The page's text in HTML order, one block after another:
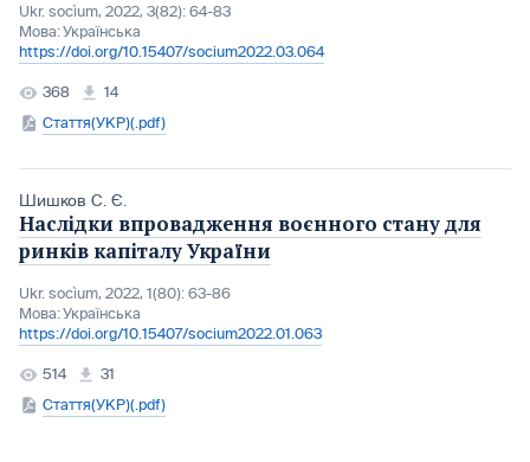
Ukr. socìum, 2022, 3(82): 64-83
Мова:Українська
https://doi.org/10.15407/socium2022.03.064
368
14
Стаття(УКР)(.pdf)
Шишков С. Є.
Наслідки впровадження воєнного стану для
ринків капіталу України
Ukr. socìum, 2022, 1(80): 63-86
Мова:Українська
https://doi.org/10.15407/socium2022.01.063
514
31
Стаття(УКР)(.pdf)